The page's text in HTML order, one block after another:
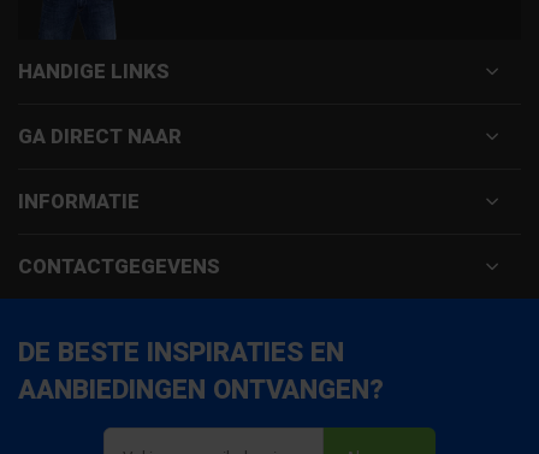
HANDIGE LINKS
GA DIRECT NAAR
INFORMATIE
CONTACTGEGEVENS
DE BESTE INSPIRATIES EN
AANBIEDINGEN ONTVANGEN?